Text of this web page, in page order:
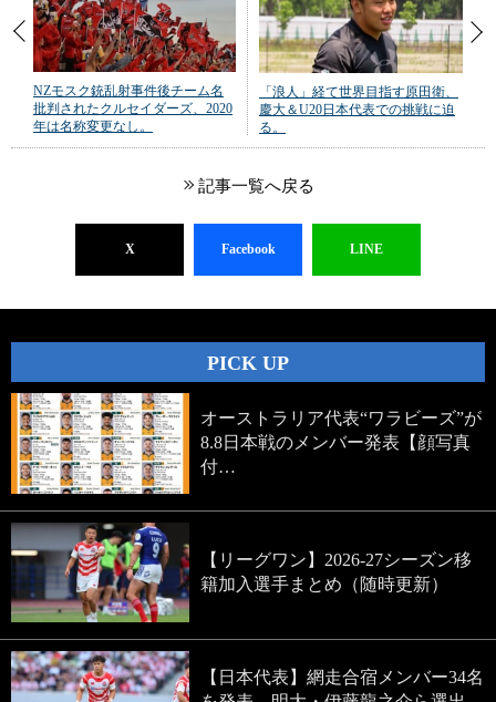
NZモスク銃乱射事件後チーム名
批判されたクルセイダーズ、2020
年は名称変更なし。
「浪人」経て世界目指す原田衛、
慶大＆U20日本代表での挑戦に迫
る。
記事一覧へ戻る
X Facebook LINE
PICK UP
オーストラリア代表“ワラビーズ”が
8.8日本戦のメンバー発表【顔写真
付…
【リーグワン】2026-27シーズン移
籍加入選手まとめ（随時更新）
【日本代表】網走合宿メンバー34名